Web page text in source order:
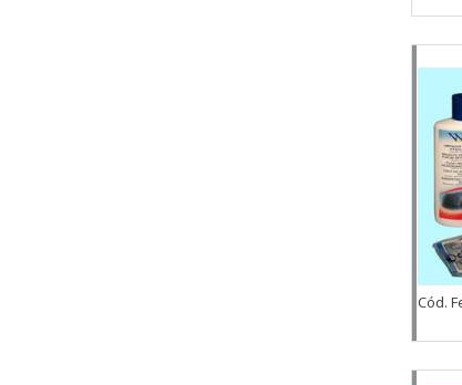
Cód.
GUARDAR
Puedes volver a configurar tus